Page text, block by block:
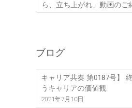
ら、立ち上がれ」動画のご
ブログ
キャリア共奏 第0187号】
うキャリアの価値観
2021年7月10日